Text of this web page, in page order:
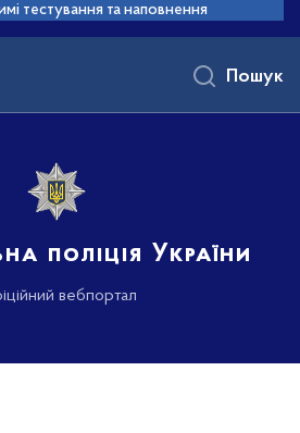
тестування та наповнення
поліція України
вебпортал
Пошук